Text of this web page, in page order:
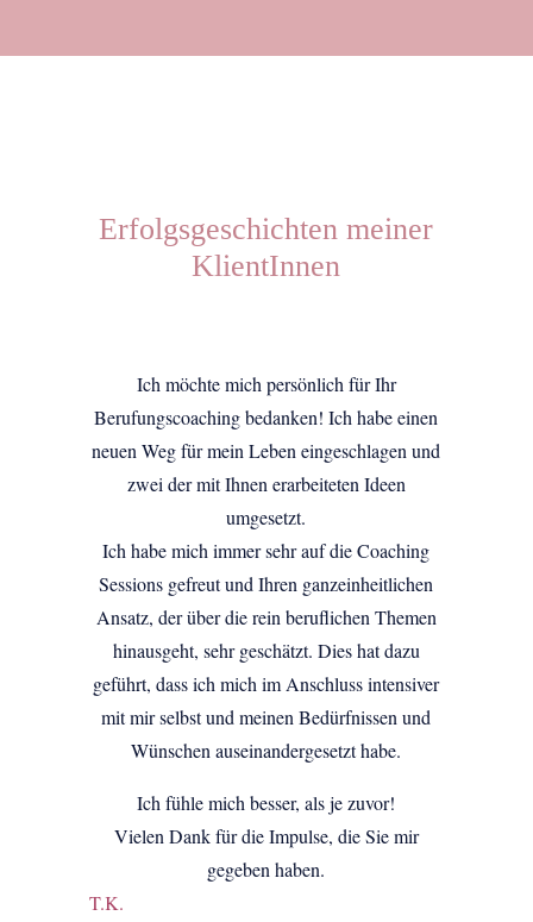
Erfolgsgeschichten meiner
KlientInnen
Ich möchte mich persönlich für Ihr
Berufungscoaching bedanken! Ich habe einen
neuen Weg für mein Leben eingeschlagen und
zwei der mit Ihnen erarbeiteten Ideen
umgesetzt.
Ich habe mich immer sehr auf die Coaching
Sessions gefreut und Ihren ganzeinheitlichen
Ansatz, der über die rein beruflichen Themen
hinausgeht, sehr geschätzt. Dies hat dazu
geführt, dass ich mich im Anschluss intensiver
mit mir selbst und meinen Bedürfnissen und
Wünschen auseinandergesetzt habe.
Ich fühle mich besser, als je zuvor!
Vielen Dank für die Impulse, die Sie mir
gegeben haben.
T.K.